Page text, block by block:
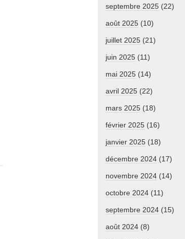
septembre 2025 (22)
août 2025 (10)
juillet 2025 (21)
juin 2025 (11)
mai 2025 (14)
avril 2025 (22)
mars 2025 (18)
février 2025 (16)
janvier 2025 (18)
décembre 2024 (17)
novembre 2024 (14)
octobre 2024 (11)
septembre 2024 (15)
août 2024 (8)